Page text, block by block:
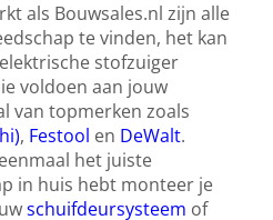
als Bouwsales.nl zijn alle
te vinden, het kan
stofzuiger
voldoen aan jouw
van topmerken zoals
, Festool en DeWalt.
het juiste
in huis hebt monteer je
schuifdeursysteem of